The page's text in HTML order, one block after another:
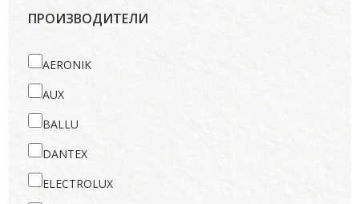
ПРОИЗВОДИТЕЛИ
AERONIK
AUX
BALLU
DANTEX
ELECTROLUX